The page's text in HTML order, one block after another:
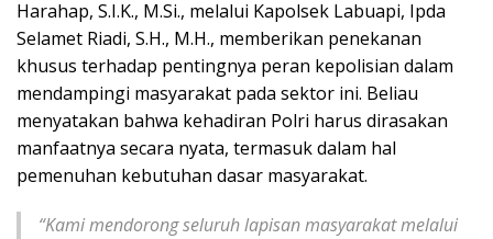
Harahap, S.I.K., M.Si., melalui Kapolsek Labuapi, Ipda
Selamet Riadi, S.H., M.H., memberikan penekanan
khusus terhadap pentingnya peran kepolisian dalam
mendampingi masyarakat pada sektor ini. Beliau
menyatakan bahwa kehadiran Polri harus dirasakan
manfaatnya secara nyata, termasuk dalam hal
pemenuhan kebutuhan dasar masyarakat.
“Kami mendorong seluruh lapisan masyarakat melalui